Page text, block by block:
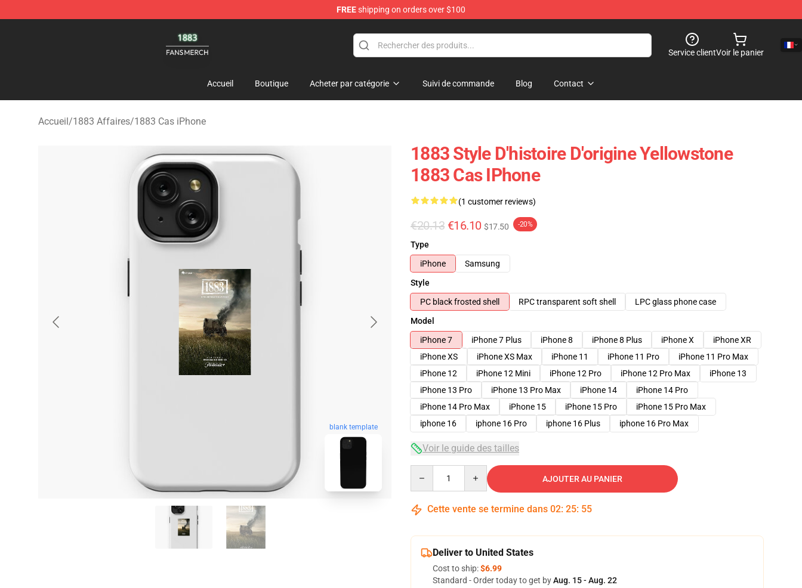
FREEshipping on orders over $100
Service clientVoir le panier
Accueil Boutique Acheter par catégorie Suivi de commande Blog Contact
Accueil/1883 Affaires/1883 Cas iPhone
blank template
1883 Style D'histoire D'origine Yellowstone
1883 Cas IPhone
(1 customer reviews)
€20.13 €16.10 $17.50 -20%
Type
iPhone
Samsung
Style
PC black frosted shell
RPC transparent soft shell
LPC glass phone case
Model
iPhone 7
iPhone 7 Plus iPhone 8 iPhone 8 Plus iPhone X
iPhone XR
iPhone XS
iPhone XS Max iPhone 11 iPhone 11 Pro
iPhone 11 Pro Max
iPhone 12
iPhone 12 Mini iPhone 12 Pro iPhone 12 Pro Max
iPhone 13
iPhone 13 Pro
iPhone 13 Pro Max iPhone 14
iPhone 14 Pro
iPhone 14 Pro Max
iPhone 15 iPhone 15 Pro
iPhone 15 Pro Max
iphone 16
iphone 16 Pro iphone 16 Plus iphone 16 Pro Max
Voir le guide des tailles
AJOUTER AU PANIER
Cette vente se termine dans 02: 25: 54
Deliver to United States
Cost to ship:$6.99
Standard - Order today to get byAug. 15 - Aug. 22